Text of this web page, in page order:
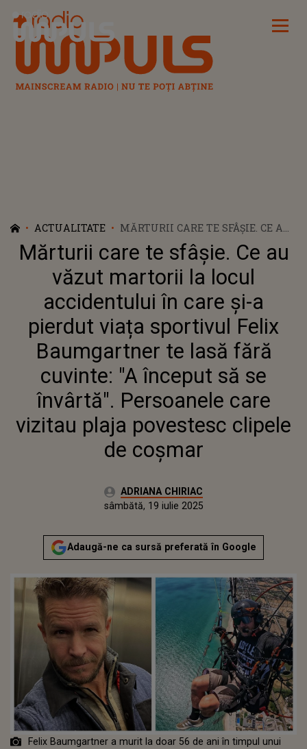
Radio Impuls
ACTUALITATE
MĂRTURII CARE TE SFÂȘIE. CE AU
VĂZUT MARTORII LA LOCUL
ACCIDENTULUI ÎN CARE ȘI-A
PIERDUT VIAȚA SPORTIVUL FELIX
BAUMGARTNER TE LASĂ FĂRĂ
CUVINTE: "A ÎNCEPUT SĂ SE
ÎNVÂRTĂ". PERSOANELE CARE
VIZITAU PLAJA POVESTESC
CLIPELE DE COȘMAR
Mărturii care te sfâșie. Ce au
văzut martorii la locul
accidentului în care și-a
pierdut viața sportivul Felix
Baumgartner te lasă fără
cuvinte: "A început să se
învârtă". Persoanele care
vizitau plaja povestesc clipele
de coșmar
Autor:ADRIANA CHIRIAC
sâmbătă, 19 iulie 2025Actualizat:
sâmbătă, 19 iulie 2025
Adaugă-ne ca sursă preferată în Google
Felix Baumgartner a murit la doar 56 de ani în timpul unui